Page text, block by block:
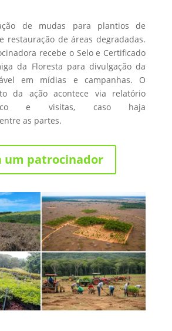
de mudas para plantios de
restauração de áreas degradadas.
recebe o Selo e Certificado
da Floresta para divulgação da
em mídias e campanhas. O
da ação acontece via relatório
e visitas, caso haja
as partes.
um patrocinador